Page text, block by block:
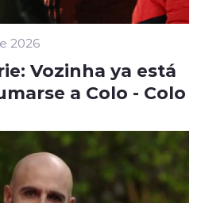
2026
Vozinha ya está
a Colo - Colo